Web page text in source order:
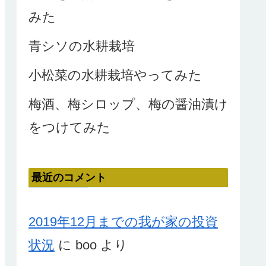
みた
青シソの水耕栽培
小松菜の水耕栽培やってみた
梅酒、梅シロップ、梅の醤油漬け
をつけてみた
最近のコメント
2019年12月までの我が家の投資
状況 に boo より